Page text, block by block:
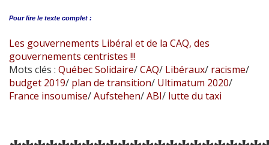
Pour lire le texte complet :
Les gouvernements Libéral et de la CAQ, des
gouvernements centristes !!!
Mots clés : Québec Solidaire/CAQ/ Libéraux/ racisme/
budget 2019/ plan de transition/ Ultimatum 2020/
France insoumise/Aufstehen/ABI/ lutte du taxi